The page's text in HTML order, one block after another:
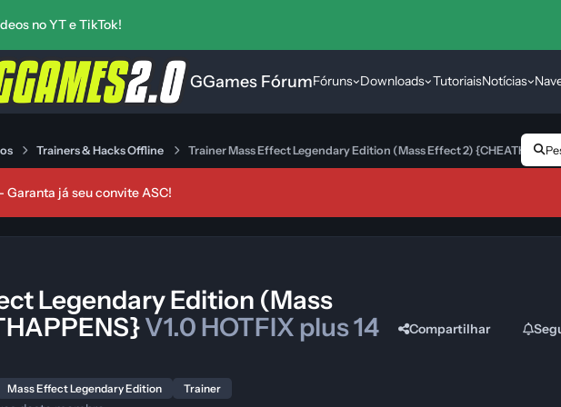
no YT e TikTok!
GGames FórumFóruns Downloads TutoriaisNotícias
Trainers & Hacks Offline Trainer Mass Effect Legendary Edition (Mass Effect 2)
Garanta já seu convite ASC!
Legendary Edition (Mass
V1.0 HOTFIX plus 14
Mass Effect Legendary Edition Trainer
Compartilhar